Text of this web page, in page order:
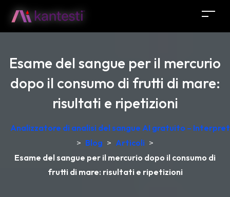
Esame del sangue per il mercurio
dopo il consumo di frutti di mare:
risultati e ripetizioni
Analizzatore di analisi del sangue AI gratuito –
> Blog > Articoli >
Esame del sangue per il mercurio dopo il consumo di
frutti di mare: risultati e ripetizioni